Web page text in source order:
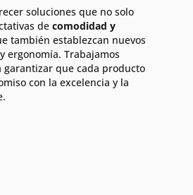
soluciones que no solo
de comodidad y
también establezcan nuevos
ergonomía. Trabajamos
garantizar que cada producto
con la excelencia y la